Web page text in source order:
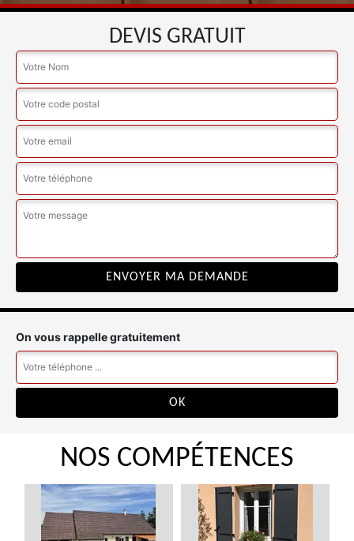
DEVIS GRATUIT
On vous rappelle gratuitement
NOS COMPÉTENCES